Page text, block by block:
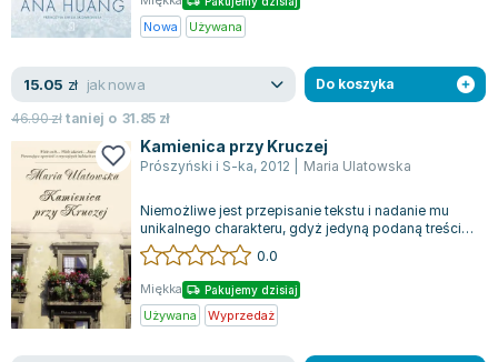
Joseph Murphy
Oscar Wilde
Małgorzata Ohme
Maddie Ziegler
Leszek Czarnecki
Joanna Racewicz
Maria Seweryn
Janina Zającówna
Eric Helms
Anna Prus (oprac.)
Nowa Używana
15.05 zł jak nowa
46.90złtaniej o 31.85 zł
Do koszyka
Kamienica przy Kruczej
Prószyński i S-ka, 2012 Maria Ulatowska
Niemożliwe jest przepisanie tekstu i nadanie mu
unikalnego charakteru, gdyż jedyną podaną treścią
jest nazwa wydawnictwa "Prószyńs...
0.0
Miękka Pakujemy dzisiaj
Używana Wyprzedaż